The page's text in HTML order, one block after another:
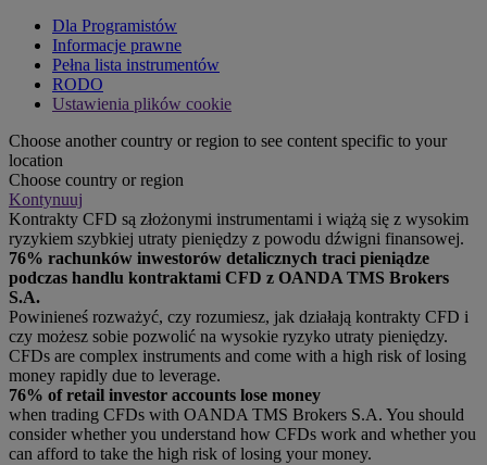
Dla Programistów
Informacje prawne
Pełna lista instrumentów
RODO
Ustawienia plików cookie
Choose another country or region to see content specific to your
location
Choose country or region
Kontynuuj
Kontrakty CFD są złożonymi instrumentami i wiążą się z wysokim
ryzykiem szybkiej utraty pieniędzy z powodu dźwigni finansowej.
76% rachunków inwestorów detalicznych traci pieniądze
podczas handlu kontraktami CFD z OANDA TMS Brokers
S.A.
Powinieneś rozważyć, czy rozumiesz, jak działają kontrakty CFD i
czy możesz sobie pozwolić na wysokie ryzyko utraty pieniędzy.
CFDs are complex instruments and come with a high risk of losing
money rapidly due to leverage.
76% of retail investor accounts lose money
when trading CFDs with OANDA TMS Brokers S.A. You should
consider whether you understand how CFDs work and whether you
can afford to take the high risk of losing your money.